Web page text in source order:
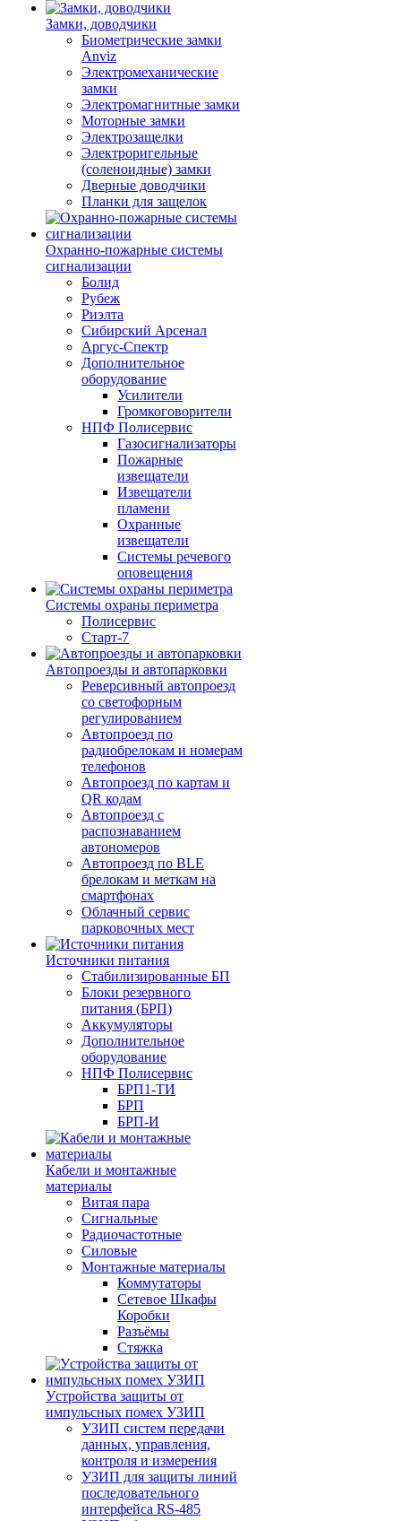
Замки, доводчики
Биометрические замки
Anviz
Электромеханические
замки
Электромагнитные замки
Моторные замки
Электрозащелки
Электроригельные
(cоленоидные) замки
Дверные доводчики
Планки для защелок
Охранно-пожарные системы
сигнализации
Болид
Рубеж
Риэлта
Сибирский Арсенал
Аргус-Спектр
Дополнительное
оборудование
Усилители
Громкоговорители
НПФ Полисервис
Газосигнализаторы
Пожарные
извещатели
Извещатели
пламени
Охранные
извещатели
Системы речевого
оповещения
Системы охраны периметра
Полисервис
Старт-7
Автопроезды и автопарковки
Реверсивный автопроезд
со светофорным
регулированием
Автопроезд по
радиобрелокам и номерам
телефонов
Автопроезд по картам и
QR кодам
Автопроезд с
распознаванием
автономеров
Автопроезд по BLE
брелокам и меткам на
смартфонах
Облачный сервис
парковочных мест
Источники питания
Стабилизированные БП
Блоки резервного
питания (БРП)
Аккумуляторы
Дополнительное
оборудование
НПФ Полисервис
БРП1-ТИ
БРП
БРП-И
Кабели и монтажные
материалы
Витая пара
Сигнальные
Радиочастотные
Силовые
Монтажные материалы
Коммутаторы
Сетевое Шкафы
Коробки
Разъёмы
Стяжка
Уcтройства защиты от
импульсных помех УЗИП
УЗИП систем передачи
данных, управления,
контроля и измерения
УЗИП для защиты линий
последовательного
интерфейса RS-485